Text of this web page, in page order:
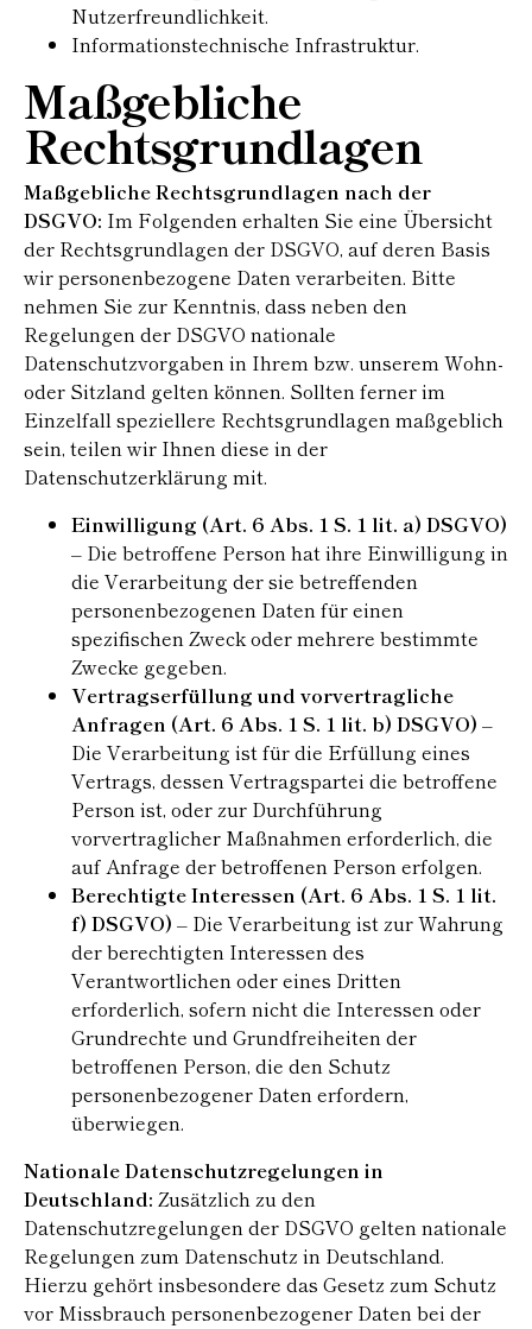
Nutzerfreundlichkeit.
Informationstechnische Infrastruktur.
Maßgebliche
Rechtsgrundlagen
Maßgebliche Rechtsgrundlagen nach der
DSGVO: Im Folgenden erhalten Sie eine Übersicht
der Rechtsgrundlagen der DSGVO, auf deren Basis
wir personenbezogene Daten verarbeiten. Bitte
nehmen Sie zur Kenntnis, dass neben den
Regelungen der DSGVO nationale
Datenschutzvorgaben in Ihrem bzw. unserem Wohn-
oder Sitzland gelten können. Sollten ferner im
Einzelfall speziellere Rechtsgrundlagen maßgeblich
sein, teilen wir Ihnen diese in der
Datenschutzerklärung mit.
Einwilligung (Art. 6 Abs. 1 S. 1 lit. a) DSGVO)
– Die betroffene Person hat ihre Einwilligung in
die Verarbeitung der sie betreffenden
personenbezogenen Daten für einen
spezifischen Zweck oder mehrere bestimmte
Zwecke gegeben.
Vertragserfüllung und vorvertragliche
Anfragen (Art. 6 Abs. 1 S. 1 lit. b) DSGVO) –
Die Verarbeitung ist für die Erfüllung eines
Vertrags, dessen Vertragspartei die betroffene
Person ist, oder zur Durchführung
vorvertraglicher Maßnahmen erforderlich, die
auf Anfrage der betroffenen Person erfolgen.
Berechtigte Interessen (Art. 6 Abs. 1 S. 1 lit.
f) DSGVO) – Die Verarbeitung ist zur Wahrung
der berechtigten Interessen des
Verantwortlichen oder eines Dritten
erforderlich, sofern nicht die Interessen oder
Grundrechte und Grundfreiheiten der
betroffenen Person, die den Schutz
personenbezogener Daten erfordern,
überwiegen.
Nationale Datenschutzregelungen in
Deutschland: Zusätzlich zu den
Datenschutzregelungen der DSGVO gelten nationale
Regelungen zum Datenschutz in Deutschland.
Hierzu gehört insbesondere das Gesetz zum Schutz
vor Missbrauch personenbezogener Daten bei der